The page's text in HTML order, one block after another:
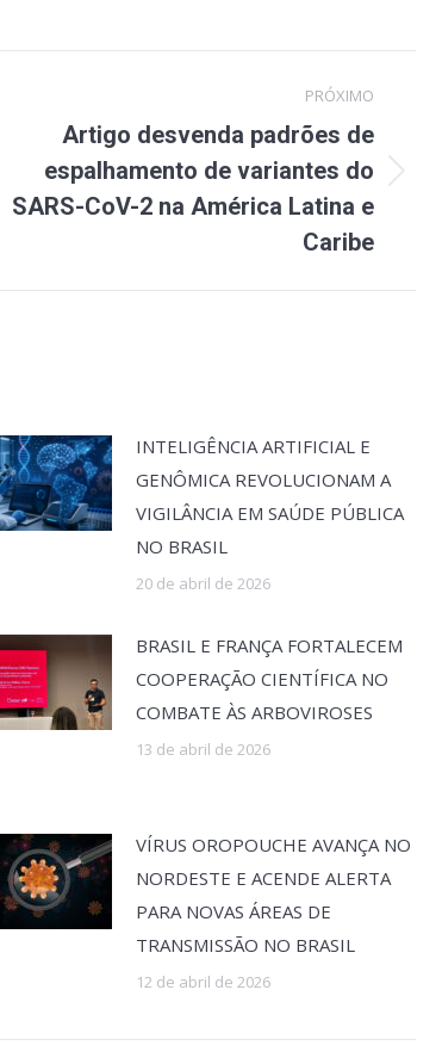
PRÓXIMO
Artigo desvenda padrões de
espalhamento de variantes do
SARS-CoV-2 na América Latina e
Caribe
INTELIGÊNCIA ARTIFICIAL E
GENÔMICA REVOLUCIONAM A
VIGILÂNCIA EM SAÚDE PÚBLICA
NO BRASIL
20 de abril de 2026
BRASIL E FRANÇA FORTALECEM
COOPERAÇÃO CIENTÍFICA NO
COMBATE ÀS ARBOVIROSES
13 de abril de 2026
VÍRUS OROPOUCHE AVANÇA NO
NORDESTE E ACENDE ALERTA
PARA NOVAS ÁREAS DE
TRANSMISSÃO NO BRASIL
12 de abril de 2026